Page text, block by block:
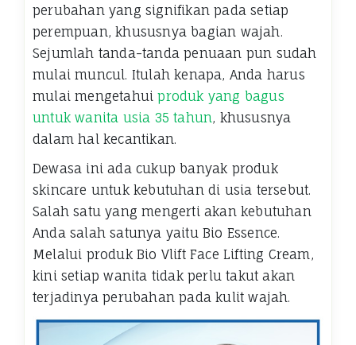
perubahan yang signifikan pada setiap
perempuan, khususnya bagian wajah.
Sejumlah tanda-tanda penuaan pun sudah
mulai muncul. Itulah kenapa, Anda harus
mulai mengetahuiproduk yang bagus
untuk wanita usia 35 tahun, khususnya
dalam hal kecantikan.
Dewasa ini ada cukup banyak produk
skincare untuk kebutuhan di usia tersebut.
Salah satu yang mengerti akan kebutuhan
Anda salah satunya yaitu Bio Essence.
Melalui produk Bio Vlift Face Lifting Cream,
kini setiap wanita tidak perlu takut akan
terjadinya perubahan pada kulit wajah.